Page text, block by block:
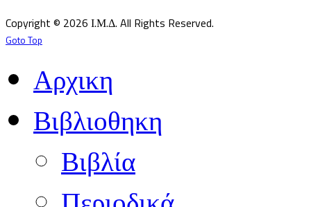
Copyright © 2026 Ι.Μ.Δ. All Rights Reserved.
Goto Top
Αρχικη
Βιβλιοθηκη
Βιβλία